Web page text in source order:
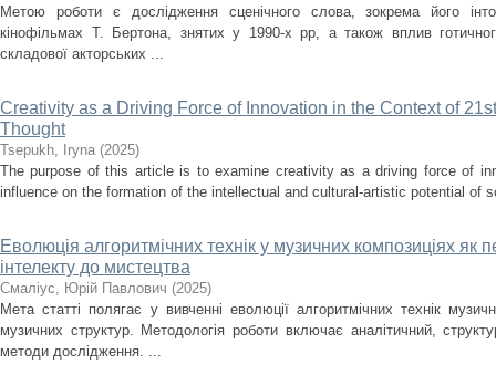
Метою роботи є дослідження сценічного слова, зокрема його
кінофільмах Т. Бертона, знятих у 1990-х рр, а також вплив
складової акторських ...
Creativity as a Driving Force of Innovation in the Context of
Thought
Tsepukh, Iryna (2025)
The purpose of this article is to examine creativity as a driving force of
influence on the formation of the intellectual and cultural-artistic potential of
Еволюція алгоритмічних технік у музичних композиціях як
інтелекту до мистецтва
Смаліус, Юрій Павлович (2025)
Мета статті полягає у вивченні еволюції алгоритмічних технік
музичних структур. Методологія роботи включає аналітичний,
методи дослідження. ...